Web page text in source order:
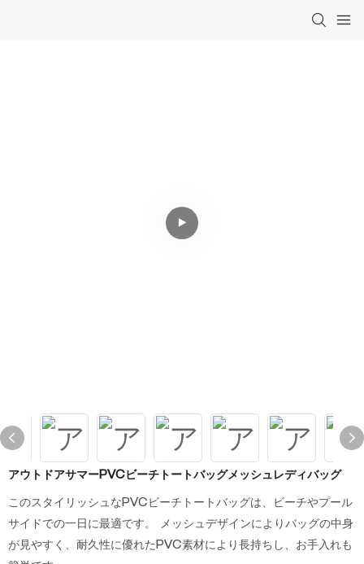
アウトドアサマーPVCビーチトートバッグメッシュレディバッグ
このスタイリッシュなPVCビーチトートバッグは、ビーチやプール
サイドでの一日に最適です。 メッシュデザインによりバッグの中身
が見やすく、耐久性に優れたPVC素材により長持ちし、お手入れも